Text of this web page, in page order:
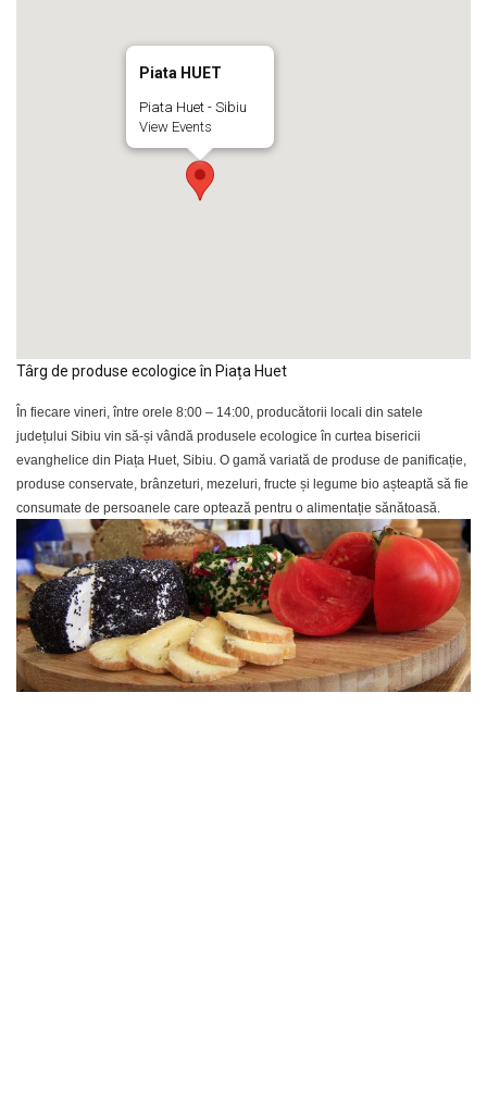
Piata HUET
Piata Huet - Sibiu
View Events
Târg de produse ecologice în Piața Huet
În fiecare vineri, între orele 8:00 – 14:00, producătorii locali din satele
județului Sibiu vin să-și vândă produsele ecologice în curtea bisericii
evanghelice din Piața Huet, Sibiu. O gamă variată de produse de panificație,
produse conservate, brânzeturi, mezeluri, fructe și legume bio așteaptă să fie
consumate de persoanele care optează pentru o alimentație sănătoasă.